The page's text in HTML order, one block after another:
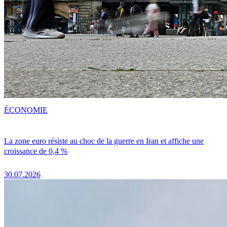
La zone euro résiste au choc de la guerre en Iran et affiche une
croissance de 0,4 %
30.07.2026
ÉCONOMIE